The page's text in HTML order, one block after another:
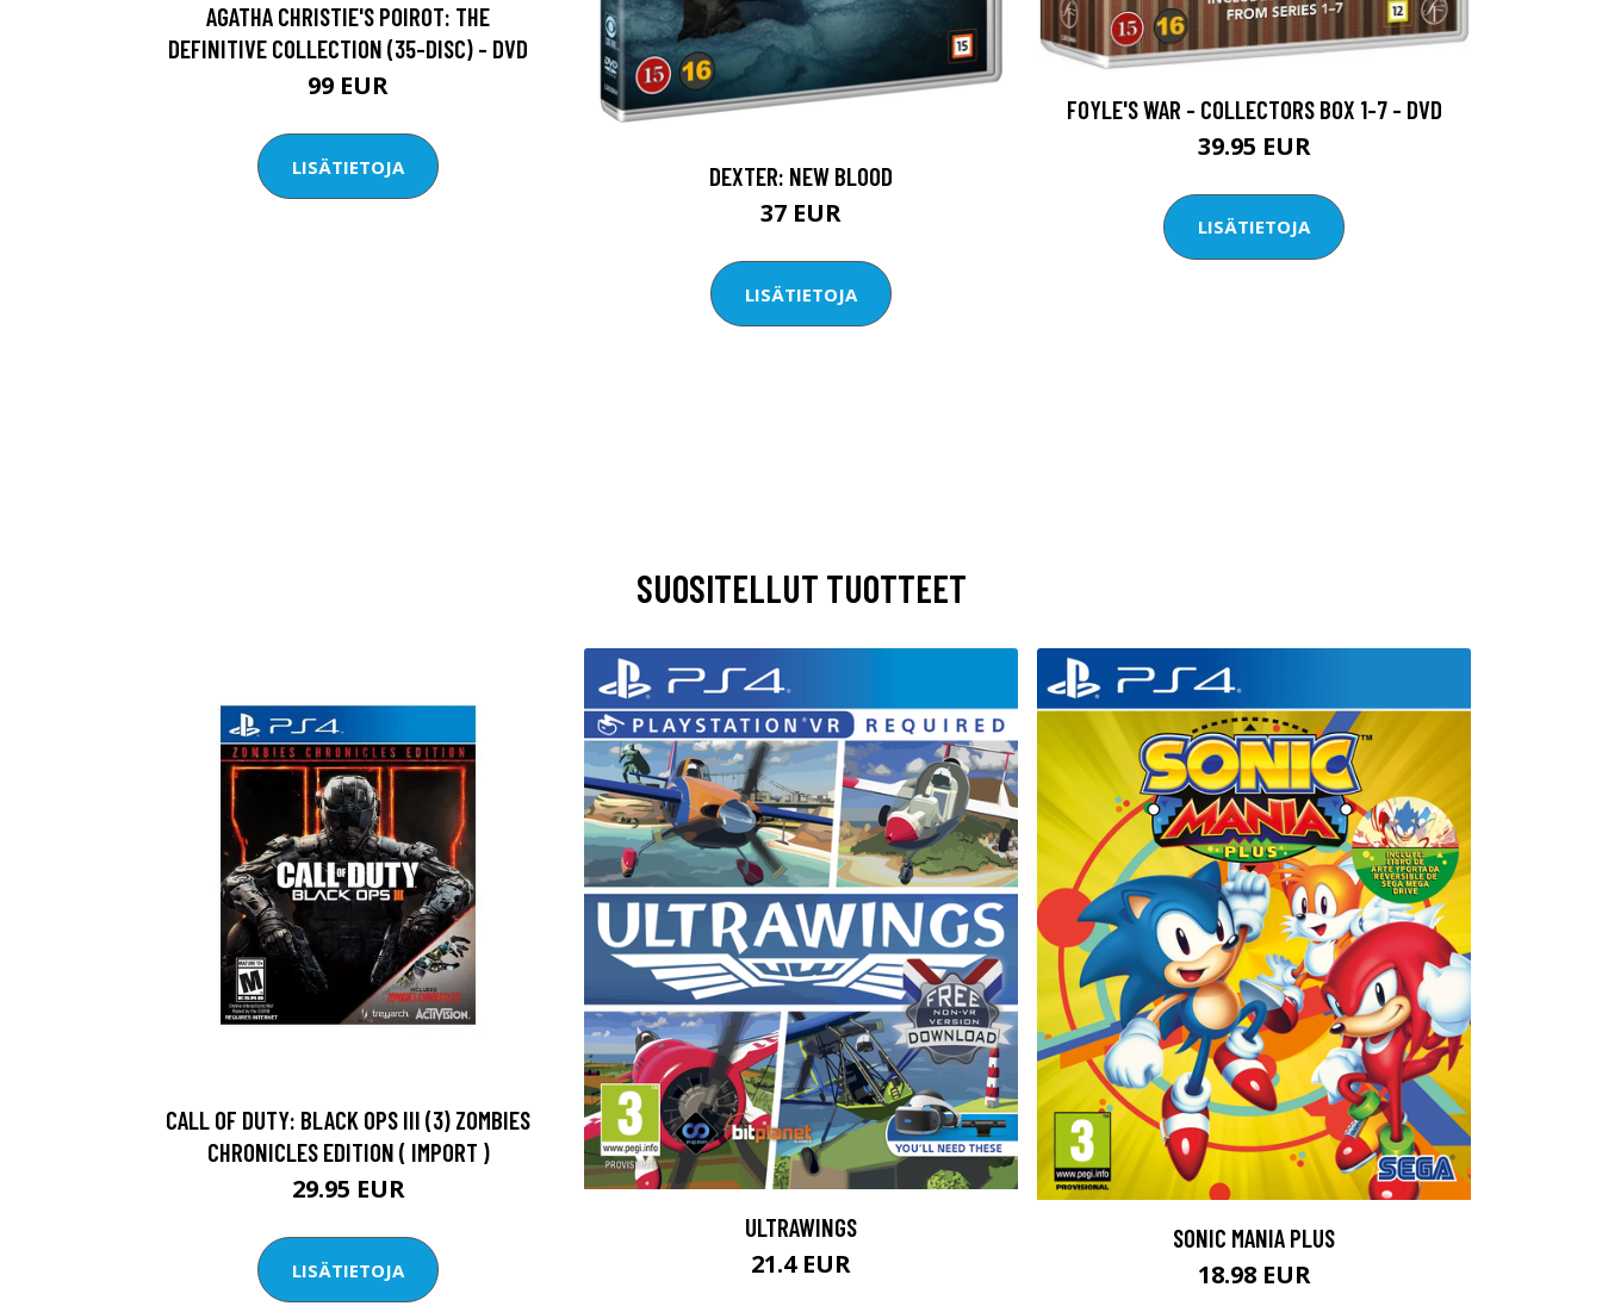
AGATHA CHRISTIE'S POIROT: THE
DEFINITIVE COLLECTION (35-DISC) - DVD
99 EUR
LISÄTIETOJA DEXTER: NEW BLOOD
37 EUR
LISÄTIETOJA
FOYLE'S WAR - COLLECTORS BOX 1-7 - DVD
39.95 EUR
LISÄTIETOJA
SUOSITELLUT TUOTTEET
CALL OF DUTY: BLACK OPS III (3) ZOMBIES
CHRONICLES EDITION ( IMPORT )
29.95 EUR
LISÄTIETOJA
ULTRAWINGS
21.4 EUR
SONIC MANIA PLUS
18.98 EUR